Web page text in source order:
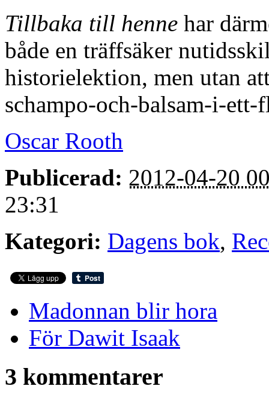
Tillbaka till henne har
både en träffsäker
historielektion, men utan
schampo-och-balsam-i-ett-
Oscar Rooth
Publicerad: 2012-04-20
23:31
Kategori: Dagens bok,
Madonnan blir hora
För Dawit Isaak
3 kommentarer